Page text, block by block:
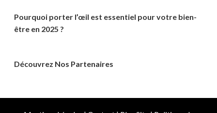
Pourquoi porter l’œil est essentiel pour votre bien-
être en 2025 ?
Découvrez Nos Partenaires